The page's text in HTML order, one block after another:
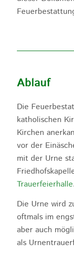
Ablauf
Die
katholischen
Kirchen
vor der
mit der Urne
Trauerfeierhalle.
Die Urne wird
oftmals im
aber auch
als